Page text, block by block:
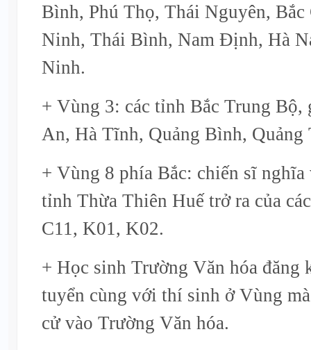
Bình, Phú Thọ, Thái Nguyên,
Ninh, Thái Bình, Nam Định, Hà
Ninh.
+ Vùng 3: các tỉnh Bắc Trung Bộ,
An, Hà Tĩnh, Quảng Bình,
+ Vùng 8 phía Bắc: chiến sĩ
tỉnh Thừa Thiên Huế trở ra của
C11, K01, K02.
+ Học sinh Trường Văn hóa đăng
tuyển cùng với thí sinh ở Vùng
cử vào Trường Văn hóa.